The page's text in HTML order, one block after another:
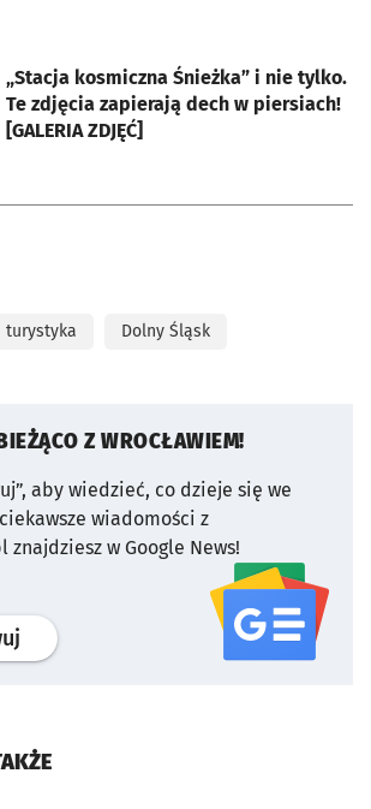
„Stacja kosmiczna Śnieżka” i nie tylko.
Te zdjęcia zapierają dech w piersiach!
[GALERIA ZDJĘĆ]
karcie
turystyka Dolny Śląsk
Z WROCŁAWIEM!
aby wiedzieć, co dzieje się we
wiadomości z
znajdziesz w Google News!
profil serwisu